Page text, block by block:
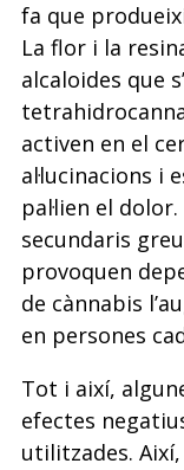
fa que
La flor i la
alcaloides que
activen en el
al·lucinacions i
pal·lien el
secundaris
provoquen
de cànnabis
en persones
Tot i així,
efectes
utilitzades.